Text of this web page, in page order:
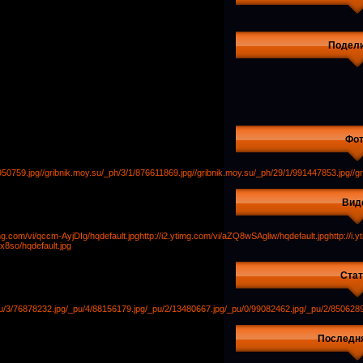
//gribnik.moy.su/_ph/3/1/876611869.jpg//gribnik.moy.su/_ph/29/1/991447853.jpg//
vi/qccm-AyjDIg/hqdefault.jpghttp://i2.ytimg.com/vi/aZQ8wSAgliw/hqdefault.jpghttp://
hqdefault.jpg
3/76878232.jpg/_pu/4/88156179.jpg/_pu/2/13480667.jpg/_pu/0/99082462.jpg/_pu/2/